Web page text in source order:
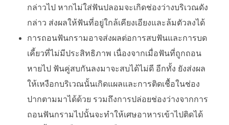
กล่าวไป หากไม่ใส่ฟันปลอมจะเกิดช่องว่างบริเวณดัง
กล่าว ส่งผลให้ฟันที่อยู่ใกล้เคียงเอียงและล้มตัวลงได้
การถอนฟันกรามอาจส่งผลต่อการสบฟันและการบด
เคี้ยวที่ไม่มีประสิทธิภาพ เนื่องจากเมื่อฟันที่ถูกถอน
หายไป ฟันคู่สบกันลงมาจะสบได้ไม่ดี อีกทั้ง ยังส่งผล
ให้เหงือกบริเวณนั้นเกิดแผลและการติดเชื้อในช่อง
ปากตามมาได้ด้วย รวมถึงการปล่อยช่องว่างจากการ
ถอนฟันกรามไปนั้นจะทำให้เศษอาหารเข้าไปติดได้